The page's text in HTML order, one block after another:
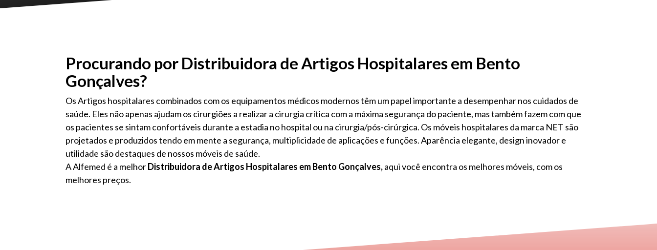
Procurando por Distribuidora de Artigos Hospitalares em Bento
Gonçalves?
Os Artigos hospitalares combinados com os equipamentos médicos modernos têm um papel importante a desempenhar nos cuidados de
saúde. Eles não apenas ajudam os cirurgiões a realizar a cirurgia crítica com a máxima segurança do paciente, mas também fazem com que
os pacientes se sintam confortáveis ​​durante a estadia no hospital ou na cirurgia/pós-cirúrgica. Os móveis hospitalares da marca NET são
projetados e produzidos tendo em mente a segurança, multiplicidade de aplicações e funções. Aparência elegante, design inovador e
utilidade são destaques de nossos móveis de saúde.
A Alfemed é a melhorDistribuidora de Artigos Hospitalares em Bento Gonçalves,aqui você encontra os melhores móveis, com os
melhores preços.